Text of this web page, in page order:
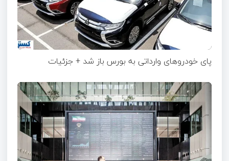
پای خودروهای وارداتی به بورس باز شد + جزئیات